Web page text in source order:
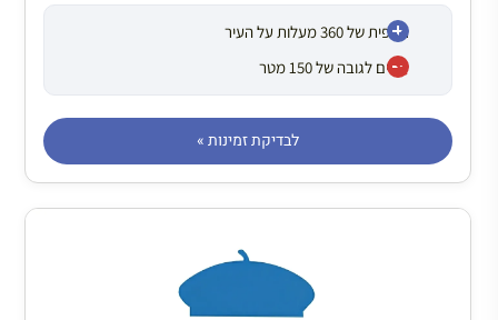
תצפית של 360 מעלות על העיר
עולים לגובה של 150 מטר
לבדיקת זמינות »